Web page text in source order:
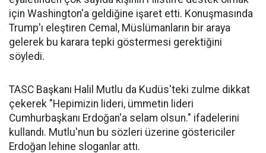
için Washington'a geldiğine işaret etti. Konuşmasında
Trump'ı eleştiren Cemal, Müslümanların bir araya
gelerek bu karara tepki göstermesi gerektiğini
söyledi.
TASC Başkanı Halil Mutlu da Kudüs'teki zulme dikkat
çekerek "Hepimizin lideri, ümmetin lideri
Cumhurbaşkanı Erdoğan'a selam olsun." ifadelerini
kullandı. Mutlu'nun bu sözleri üzerine göstericiler
Erdoğan lehine sloganlar attı.